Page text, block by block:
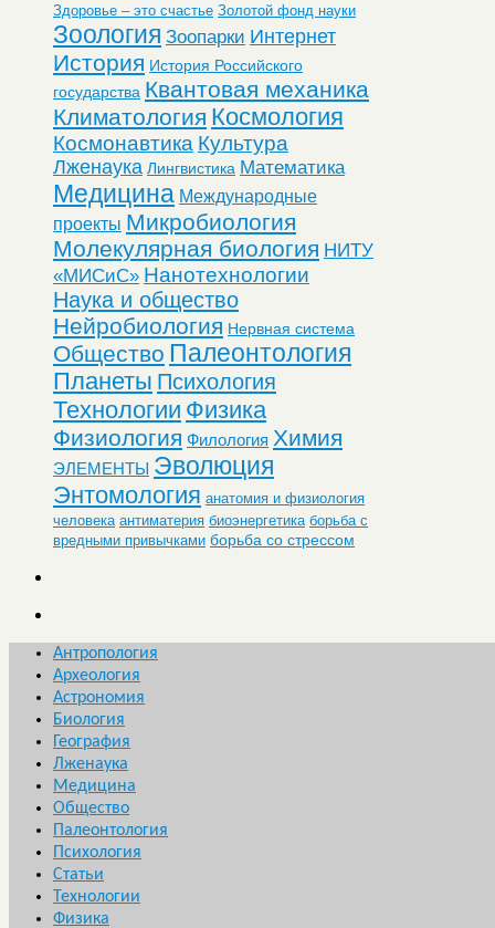
Здоровье – это счастье Золотой фонд науки
Зоология Зоопарки Интернет
История История Российского
государства Квантовая механика
Климатология Космология
Космонавтика Культура
Лженаука Лингвистика Математика
Медицина Международные
проекты Микробиология
Молекулярная биология НИТУ
«МИСиС» Нанотехнологии
Наука и общество
Нейробиология Нервная система
Общество Палеонтология
Планеты Психология
Технологии Физика
Физиология Филология Химия
ЭЛЕМЕНТЫ Эволюция
Энтомология анатомия и физиология
человека антиматерия биоэнергетика борьба с
вредными привычками борьба со стрессом
Антропология
Археология
Астрономия
Биология
География
Лженаука
Медицина
Общество
Палеонтология
Психология
Статьи
Технологии
Физика